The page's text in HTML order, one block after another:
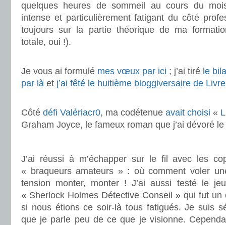
quelques heures de sommeil au cours du
intense et particulièrement fatigant du côté
toujours sur la partie théorique de ma
totale, oui !).
Je vous ai formulé mes vœux par ici ; j’ai tiré le
par là et j’ai fêté le huitième bloggiversaire de
Côté défi Valériacr0, ma codétenue avait choisi «
Graham Joyce, le fameux roman que j’ai dévoré
J’ai réussi à m’échapper sur le fil avec les
« braqueurs amateurs » : où comment voler
tension monter, monter ! J’ai aussi testé le
« Sherlock Holmes Détective Conseil » qui fut un
si nous étions ce soir-là tous fatigués. Je suis
que je parle peu de ce que je visionne.